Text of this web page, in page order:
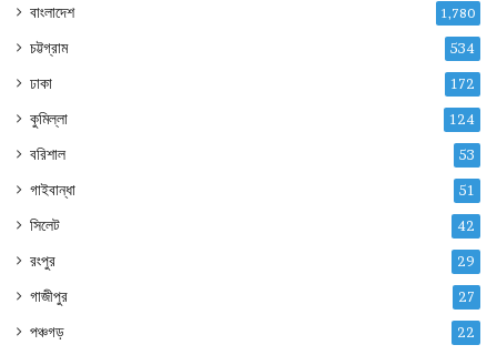
বাংলাদেশ 1,780
চট্টগ্রাম 534
ঢাকা 172
কুমিল্লা 124
বরিশাল 53
গাইবান্ধা 51
সিলেট 42
রংপুর 29
গাজীপুর 27
পঞ্চগড় 22